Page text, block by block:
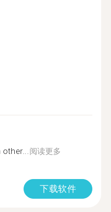
other...阅读更多
下载软件